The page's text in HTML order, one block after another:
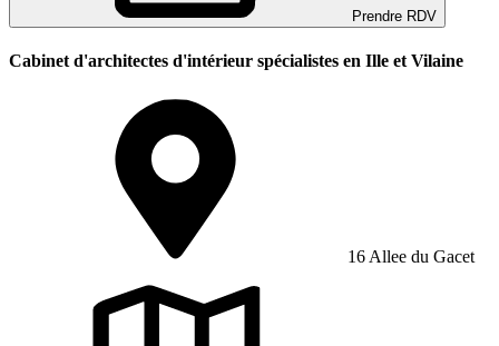
Prendre RDV
Cabinet d'architectes d'intérieur spécialistes en Ille et Vilaine
16 Allee du Gacet